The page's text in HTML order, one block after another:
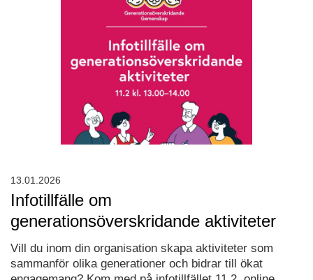
Infotillfälle om
generationsöverskridande aktiviteter
Vill du inom din organisation skapa aktiviteter som
sammanför olika generationer och bidrar till ökat
13.01.2026